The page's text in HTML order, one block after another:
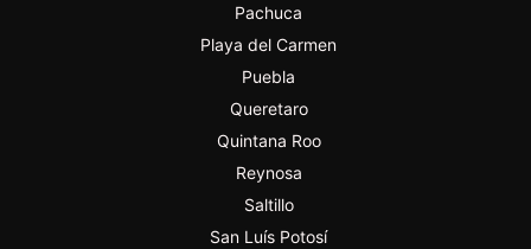
Pachuca
Playa del Carmen
Puebla
Queretaro
Quintana Roo
Reynosa
Saltillo
San Luís Potosí